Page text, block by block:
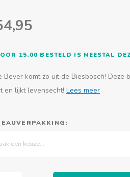
15.00 BESTELD IS MEESTAL
Bever komt zo uit de Biesbosch!
en lijkt levensecht! Lees meer
een keuze...